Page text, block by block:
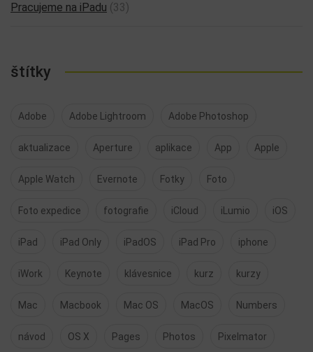
Pracujeme na iPadu (33)
štítky
Adobe Adobe Lightroom Adobe Photoshop
aktualizace Aperture aplikace App Apple
Apple Watch Evernote Fotky Foto
Foto expedice fotografie iCloud iLumio iOS
iPad iPad Only iPadOS iPad Pro iphone
iWork Keynote klávesnice kurz kurzy
Mac Macbook Mac OS MacOS Numbers
návod OS X Pages Photos Pixelmator